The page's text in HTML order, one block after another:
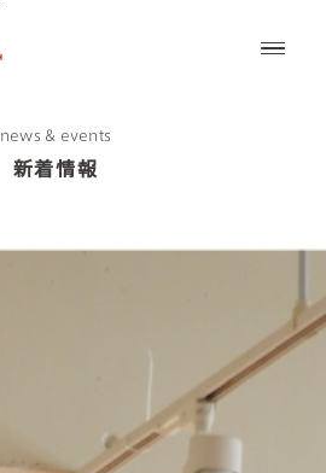
news & events
新着情報